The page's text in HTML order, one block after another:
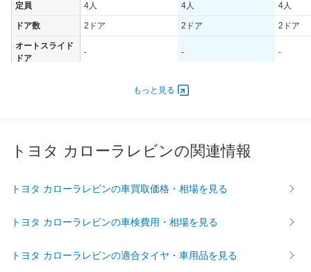
定員 4人 4人 4人
ドア数 2ドア 2ドア 2ドア
オートスライド
ドア
- - -
- [-]/ -
タイヤ
後輪サイズ - -
WLTC/市街地 - -
もっと見る
トヨタ カローラレビンの関連情報
トヨタ カローラレビンの車買取価格・相場を見る
トヨタ カローラレビンの車検費用・相場を見る
トヨタ カローラレビンの適合タイヤ・車用品を見る